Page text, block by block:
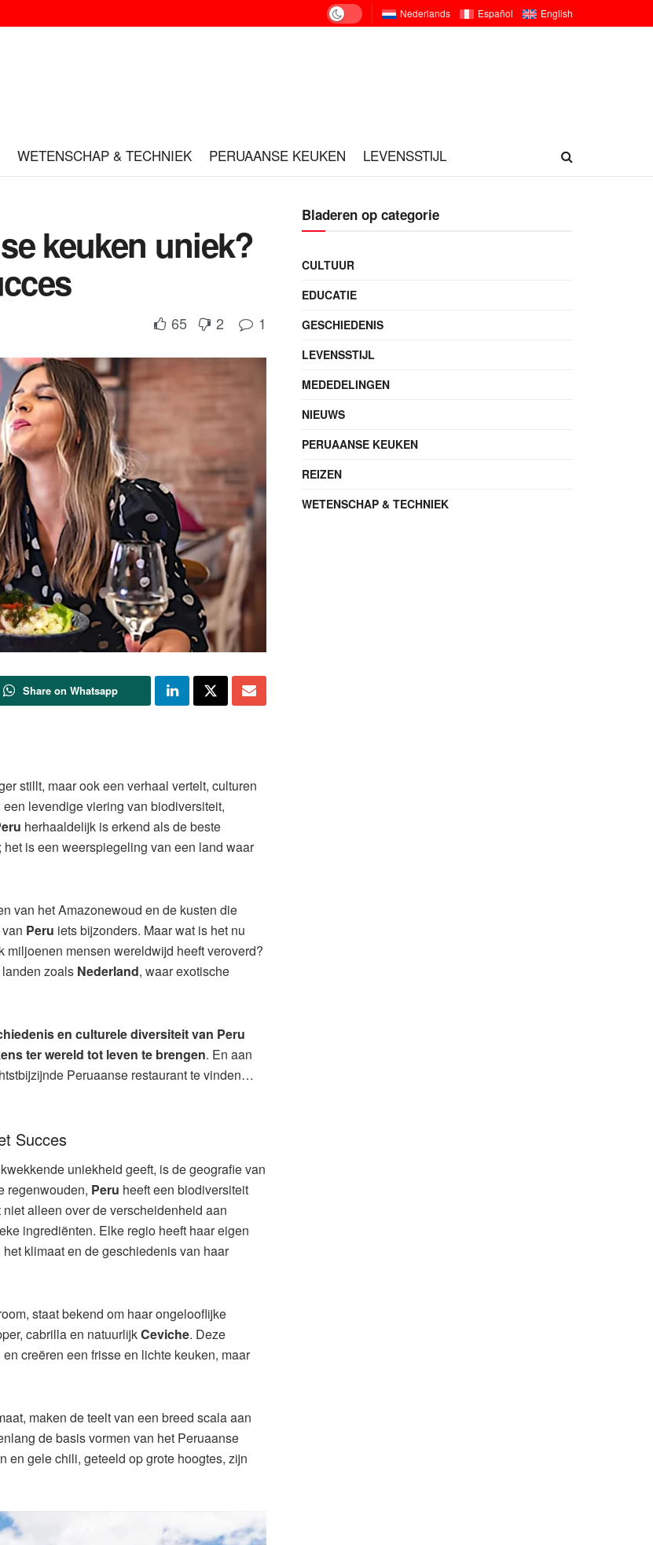
Nederlands Español English
WETENSCHAP & TECHNIEK PERUAANSE KEUKEN LEVENSSTIJL
keuken uniek?
65 2 1
Share on Whatsapp
stillt, maar ook een verhaal vertelt, culturen
een levendige viering van biodiversiteit,
herhaaldelijk is erkend als de beste
is een weerspiegeling van een land waar
van het Amazonewoud en de kusten die
Peru iets bijzonders. Maar wat is het nu
mensen wereldwijd heeft veroverd?
zoals Nederland, waar exotische
en culturele diversiteit van Peru
ter wereld tot leven te brengen. En aan
Peruaanse restaurant te vinden…
Succes
uniekheid geeft, is de geografie van
regenwouden, Peru heeft een biodiversiteit
niet alleen over de verscheidenheid aan
ingrediënten. Elke regio heeft haar eigen
klimaat en de geschiedenis van haar
staat bekend om haar ongelooflijke
cabrilla en natuurlijkCeviche. Deze
creëren een frisse en lichte keuken, maar
maken de teelt van een breed scala aan
de basis vormen van het Peruaanse
en gele chili, geteeld op grote hoogtes, zijn
Bladeren op categorie
CULTUUR
EDUCATIE
GESCHIEDENIS
LEVENSSTIJL
MEDEDELINGEN
NIEUWS
PERUAANSE KEUKEN
REIZEN
WETENSCHAP & TECHNIEK